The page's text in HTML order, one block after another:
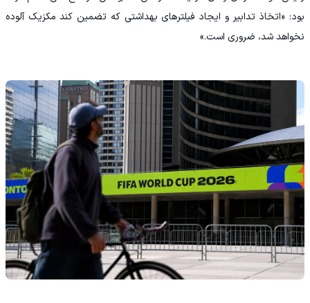
بود: «اتخاذ تدابیر و ایجاد فیلترهای بهداشتی که تضمین کند مکزیک آلوده
نخواهد شد، ضروری است.»